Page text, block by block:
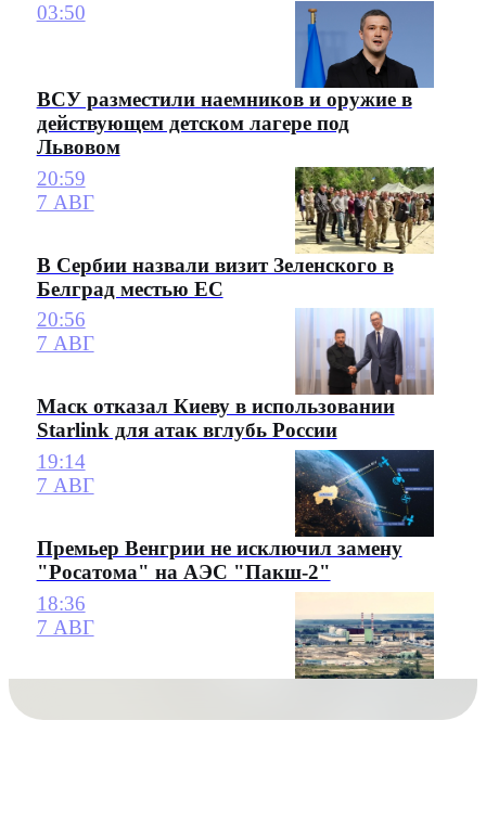
03:50
ВСУ разместили наемников и оружие в
действующем детском лагере под
Львовом
20:59
7 АВГ
В Сербии назвали визит Зеленского в
Белград местью ЕС
20:56
7 АВГ
Маск отказал Киеву в использовании
Starlink для атак вглубь России
19:14
7 АВГ
Премьер Венгрии не исключил замену
"Росатома" на АЭС "Пакш-2"
18:36
7 АВГ